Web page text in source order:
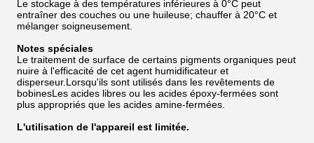
Le stockage à des températures inférieures à 0°C peut
entraîner des couches ou une huileuse; chauffer à 20°C et
mélanger soigneusement.
Notes spéciales
Le traitement de surface de certains pigments organiques peut
nuire à l'efficacité de cet agent humidificateur et
disperseur.Lorsqu'ils sont utilisés dans les revêtements de
bobinesLes acides libres ou les acides époxy-fermées sont
plus appropriés que les acides amine-fermées.
L'utilisation de l'appareil est limitée.